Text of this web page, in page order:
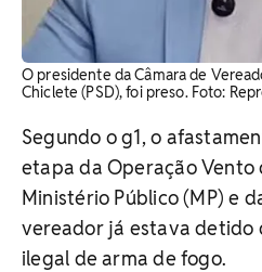
O presidente da Câmara de
Chiclete (PSD), foi preso. Foto:
Segundo o g1, o
etapa da Operação Vento
Ministério Público (MP) e
vereador já estava detido
ilegal de arma de fogo.